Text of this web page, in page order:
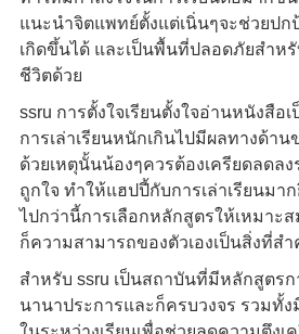
แนะนำจิตแพทย์ตั้งแต่เนิ่นๆจะช่วยปก
เกิดขึ้นได้ และเป็นพื้นที่ปลอดภัยสำห
ชีวิตด้วย
ssru การตั้งใจเรียนตั้งใจอ่านหนังสือ
การเล่าเรียนหนักเกินไปมีผลทางด้า
ด้วยเหตุนั้นน้องๆควรต้องเครียดลดล
ถูกใจ ทำให้แฮปปี้กับการเล่าเรียนมา
ไปกว่านี้การเลือกหลักสูตรให้เหมาะ
ก็ความสามารถของตัวเองเป็นสิ่งที่ส
สำหรับ ssru เป็นสถาบันที่มีหลักสูตรก
นานาประการและก็ครบวงจร รวมทั้